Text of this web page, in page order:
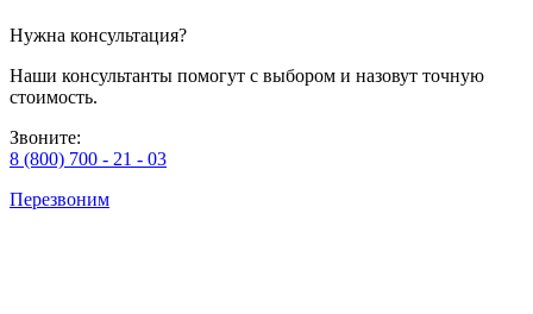
Нужна консультация?
Наши консультанты помогут с выбором и назовут точную
стоимость.
Звоните:
8 (800) 700 - 21 - 03
Перезвоним